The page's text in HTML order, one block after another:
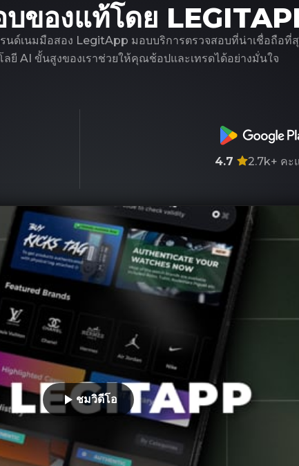
บของแท้โดย
ด์เนมมือสอง LegitApp มอบบริการตรวจสอบที่น่าเชื่อถือที่
ยี AI ขั้นสูงของเราช่วยให้คุณช้อปและเทรดได้อย่างมั่นใจ
4.7 2.7k+ คะ
ชมวิดีโอ